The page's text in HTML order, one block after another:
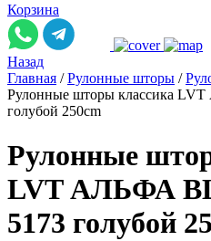
Корзина
Назад
Главная / Рулонные шторы /
Рулонные шторы классика
голубой 250cm
Рулонные
LVT АЛЬФА
5173 голубой